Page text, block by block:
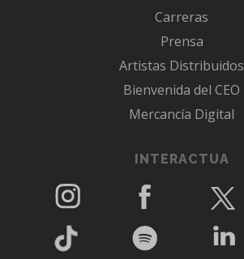
Carreras
Prensa
Artistas Distribuidos
Bienvenida del CEO
Mercancía Digital
INTERACTUA